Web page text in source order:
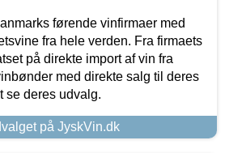
førende vinfirmaer med
fra hele verden. Fra firmaets
på direkte import af vin fra
med direkte salg til deres
se deres udvalg.
på JyskVin.dk